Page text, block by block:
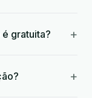
gratuita? +
+